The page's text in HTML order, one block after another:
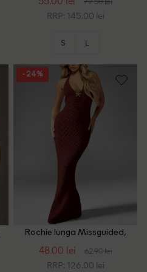
RRP: 145.00 lei
S L
- 24%
Rochie lunga Missguided,
48.00 lei 62.90 lei
RRP: 126.00 lei